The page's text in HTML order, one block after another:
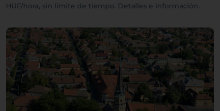
HUF/hora, sin límite de tiempo. Detalles e información.